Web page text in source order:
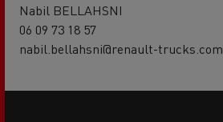
Nabil BELLAHSNI
06 09 73 18 57
nabil.bellahsni@renault-trucks.com